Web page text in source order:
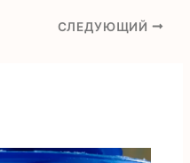
СЛЕДУЮЩИЙ